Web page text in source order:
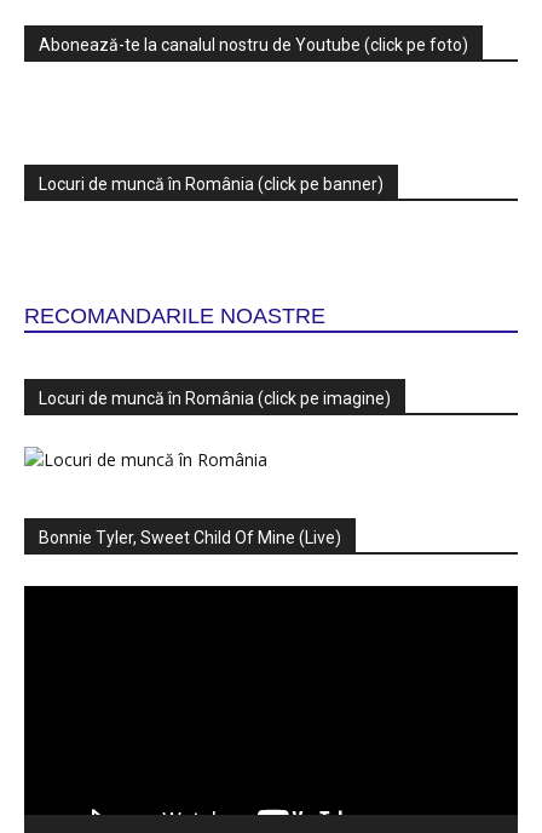
Abonează-te la canalul nostru de Youtube (click pe foto)
Locuri de muncă în România (click pe banner)
RECOMANDARILE NOASTRE
Locuri de muncă în România (click pe imagine)
Bonnie Tyler, Sweet Child Of Mine (Live)